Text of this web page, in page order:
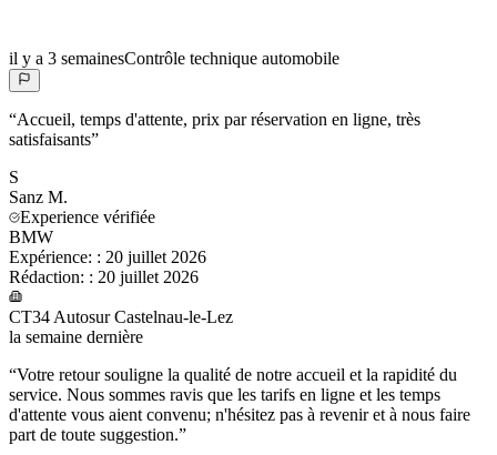
il y a 3 semainesContrôle technique automobile
“Accueil, temps d'attente, prix par réservation en ligne, très
satisfaisants”
S
Sanz M.
Experience vérifiée
BMW
Expérience: : 20 juillet 2026
Rédaction: : 20 juillet 2026
CT34 Autosur Castelnau-le-Lez
la semaine dernière
“Votre retour souligne la qualité de notre accueil et la rapidité du
service. Nous sommes ravis que les tarifs en ligne et les temps
d'attente vous aient convenu; n'hésitez pas à revenir et à nous faire
part de toute suggestion.”